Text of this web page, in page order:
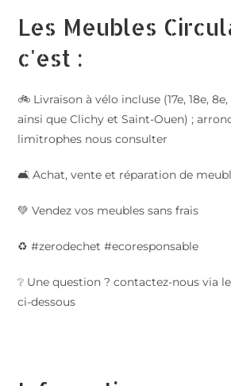
Les Meubles
c'est :
🚲 Livraison à vélo incluse (17e, 18e,
ainsi que Clichy et Saint-Ouen) ;
limitrophes nous consulter
🛋️ Achat, vente et réparation de
💚 Vendez vos meubles sans frais
♻️ #zerodechet #ecoresponsable
❔ Une question ? contactez-nous via
ci-dessous